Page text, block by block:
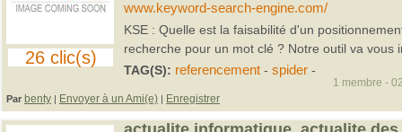
26 clic(s)
www.keyword-search-engine.com/
KSE : Quelle est la faisabilité d'un
recherche pour un mot clé ? Notre outil va vous
TAG(S): referencement- spider-
Par benty | Envoyer à un Ami(e) | Enregistrer
1 membre -